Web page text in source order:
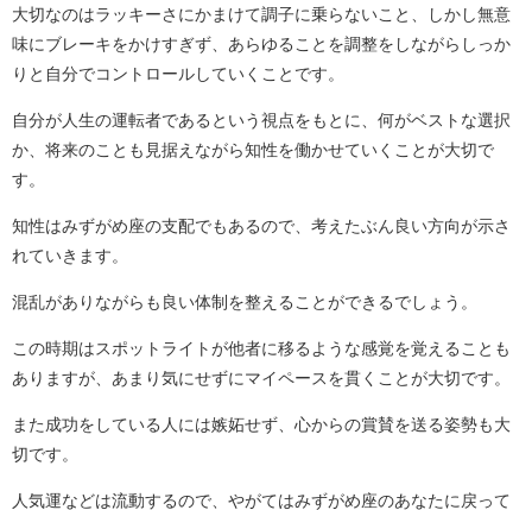
大切なのはラッキーさにかまけて調子に乗らないこと、しかし無意
味にブレーキをかけすぎず、あらゆることを調整をしながらしっか
りと自分でコントロールしていくことです。
自分が人生の運転者であるという視点をもとに、何がベストな選択
か、将来のことも見据えながら知性を働かせていくことが大切で
す。
知性はみずがめ座の支配でもあるので、考えたぶん良い方向が示さ
れていきます。
混乱がありながらも良い体制を整えることができるでしょう。
この時期はスポットライトが他者に移るような感覚を覚えることも
ありますが、あまり気にせずにマイペースを貫くことが大切です。
また成功をしている人には嫉妬せず、心からの賞賛を送る姿勢も大
切です。
人気運などは流動するので、やがてはみずがめ座のあなたに戻って